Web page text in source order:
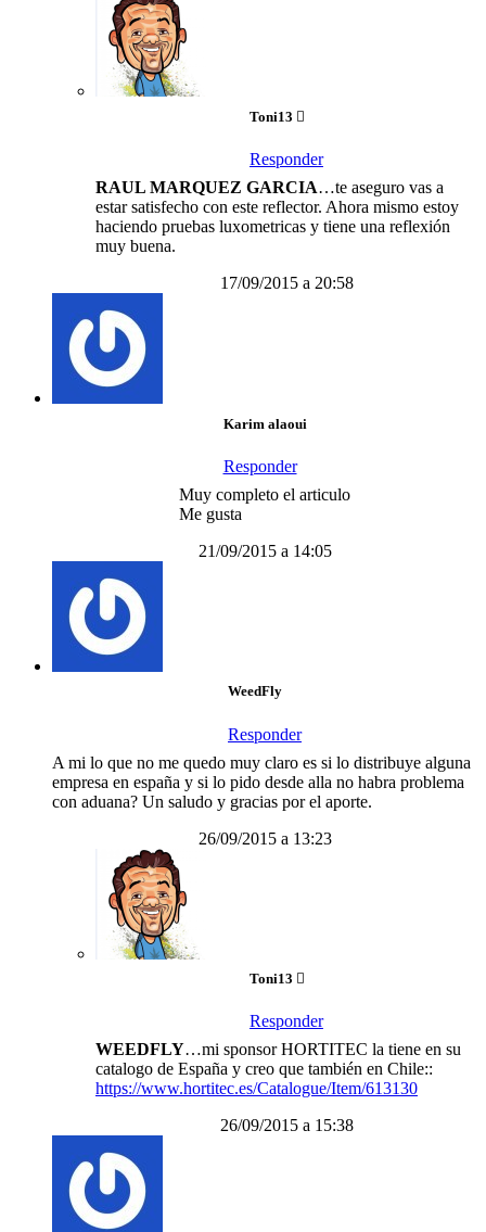
Toni13
Responder
RAUL MARQUEZ GARCIA…te aseguro vas a
estar satisfecho con este reflector. Ahora mismo estoy
haciendo pruebas luxometricas y tiene una reflexión
muy buena.
17/09/2015 a 20:58
Karim alaoui
Responder
Muy completo el articulo
Me gusta
21/09/2015 a 14:05
WeedFly
Responder
A mi lo que no me quedo muy claro es si lo distribuye alguna
empresa en españa y si lo pido desde alla no habra problema
con aduana? Un saludo y gracias por el aporte.
26/09/2015 a 13:23
Toni13
Responder
WEEDFLY…mi sponsor HORTITEC la tiene en su
catalogo de España y creo que también en Chile::
https://www.hortitec.es/Catalogue/Item/613130
26/09/2015 a 15:38